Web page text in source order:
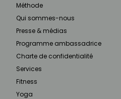
Méthode
Qui sommes-nous
Presse & médias
Programme ambassadrice
Charte de confidentialité
Services
Fitness
Yoga